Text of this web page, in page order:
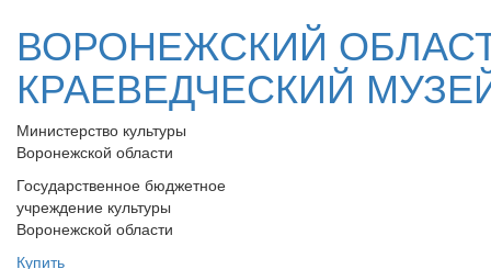
ВОРОНЕЖСКИЙ
КРАЕВЕДЧЕСКИЙ
Министерство культуры
Воронежской области
Государственное бюджетное
учреждение культуры
Воронежской области
Купить